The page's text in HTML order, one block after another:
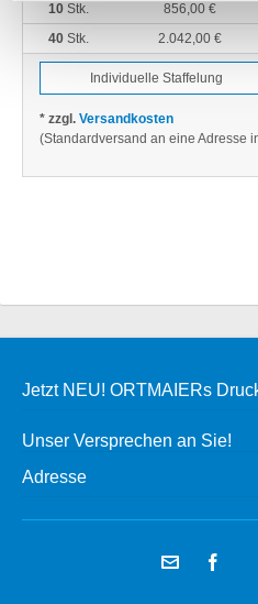
10 Stk. 856,00 €
40 Stk. 2.042,00 €
* zzgl. Versandkosten
(Standardversand an eine Adresse
Jetzt NEU! ORTMAIERs
Unser Versprechen an Sie!
Adresse